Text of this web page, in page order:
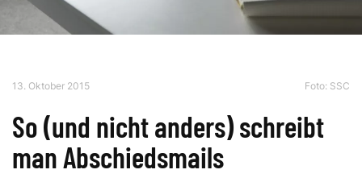
13. Oktober 2015 Foto: SSC
So (und nicht anders) schreibt
man Abschiedsmails